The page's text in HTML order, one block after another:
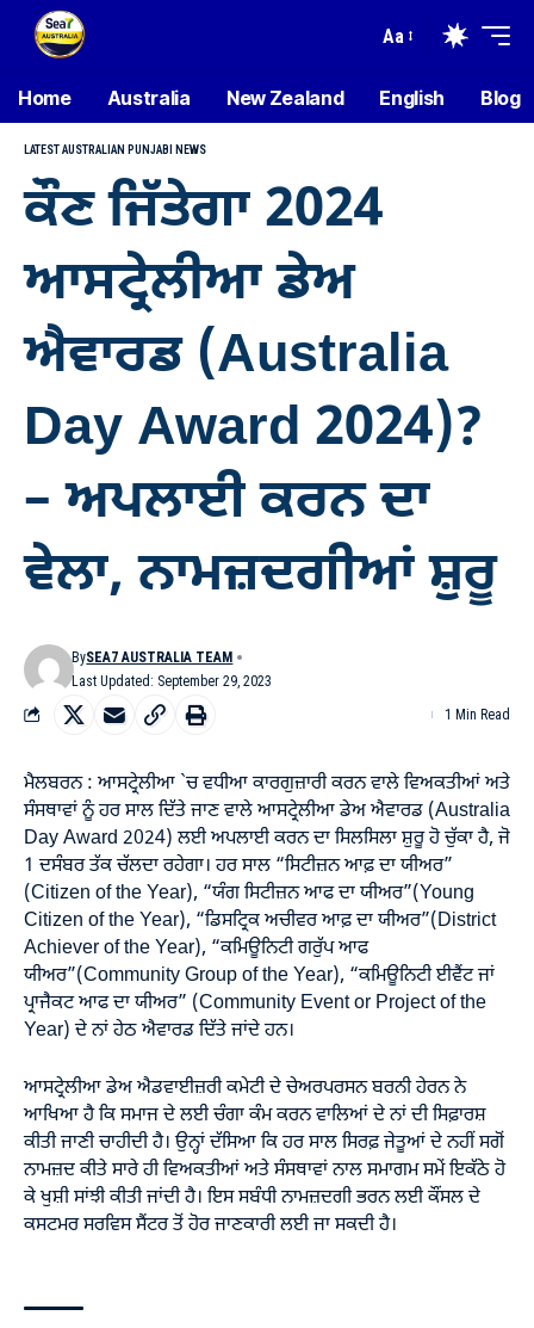
Aa
Home Australia New Zealand English Blog
LATEST AUSTRALIAN PUNJABI NEWS
ਕੌਣ ਜਿੱਤੇਗਾ 2024
ਆਸਟ੍ਰੇਲੀਆ ਡੇਅ
ਐਵਾਰਡ (Australia
Day Award 2024)?
– ਅਪਲਾਈ ਕਰਨ ਦਾ
ਵੇਲਾ, ਨਾਮਜ਼ਦਗੀਆਂ ਸ਼ੁਰੂ
Last Updated: September 29, 2023
BySEA7 AUSTRALIA TEAM
1 Min Read
ਮੈਲਬਰਨ : ਆਸਟ੍ਰੇਲੀਆ `ਚ ਵਧੀਆ ਕਾਰਗੁਜ਼ਾਰੀ ਕਰਨ ਵਾਲੇ ਵਿਅਕਤੀਆਂ ਅਤੇ
ਸੰਸਥਾਵਾਂ ਨੂੰ ਹਰ ਸਾਲ ਦਿੱਤੇ ਜਾਣ ਵਾਲੇ ਆਸਟ੍ਰੇਲੀਆ ਡੇਅ ਐਵਾਰਡ (Australia
Day Award 2024) ਲਈ ਅਪਲਾਈ ਕਰਨ ਦਾ ਸਿਲਸਿਲਾ ਸ਼ੁਰੂ ਹੋ ਚੁੱਕਾ ਹੈ, ਜੋ
1 ਦਸੰਬਰ ਤੱਕ ਚੱਲਦਾ ਰਹੇਗਾ। ਹਰ ਸਾਲ “ਸਿਟੀਜ਼ਨ ਆਫ਼ ਦਾ ਯੀਅਰ”
(Citizen of the Year), “ਯੰਗ ਸਿਟੀਜ਼ਨ ਆਫ ਦਾ ਯੀਅਰ”(Young
Citizen of the Year), “ਡਿਸਟ੍ਰਿਕ ਅਚੀਵਰ ਆਫ਼ ਦਾ ਯੀਅਰ”(District
Achiever of the Year), “ਕਮਿਊਨਿਟੀ ਗਰੁੱਪ ਆਫ
ਯੀਅਰ”(Community Group of the Year), “ਕਮਿਊਨਿਟੀ ਈਵੈਂਟ ਜਾਂ
ਪ੍ਰਾਜੈਕਟ ਆਫ ਦਾ ਯੀਅਰ” (Community Event or Project of the
Year) ਦੇ ਨਾਂ ਹੇਠ ਐਵਾਰਡ ਦਿੱਤੇ ਜਾਂਦੇ ਹਨ।
ਆਸਟ੍ਰੇਲੀਆ ਡੇਅ ਐਡਵਾਈਜ਼ਰੀ ਕਮੇਟੀ ਦੇ ਚੇਅਰਪਰਸਨ ਬਰਨੀ ਹੇਰਨ ਨੇ
ਆਖਿਆ ਹੈ ਕਿ ਸਮਾਜ ਦੇ ਲਈ ਚੰਗਾ ਕੰਮ ਕਰਨ ਵਾਲਿਆਂ ਦੇ ਨਾਂ ਦੀ ਸਿਫ਼ਾਰਸ਼
ਕੀਤੀ ਜਾਣੀ ਚਾਹੀਦੀ ਹੈ। ਉਨ੍ਹਾਂ ਦੱਸਿਆ ਕਿ ਹਰ ਸਾਲ ਸਿਰਫ਼ ਜੇਤੂਆਂ ਦੇ ਨਹੀਂ ਸਗੋਂ
ਨਾਮਜ਼ਦ ਕੀਤੇ ਸਾਰੇ ਹੀ ਵਿਅਕਤੀਆਂ ਅਤੇ ਸੰਸਥਾਵਾਂ ਨਾਲ ਸਮਾਗਮ ਸਮੇਂ ਇਕੱਠੇ ਹੋ
ਕੇ ਖੁਸ਼ੀ ਸਾਂਝੀ ਕੀਤੀ ਜਾਂਦੀ ਹੈ। ਇਸ ਸਬੰਧੀ ਨਾਮਜ਼ਦਗੀ ਭਰਨ ਲਈ ਕੌਂਸਲ ਦੇ
ਕਸਟਮਰ ਸਰਵਿਸ ਸੈਂਟਰ ਤੋਂ ਹੋਰ ਜਾਣਕਾਰੀ ਲਈ ਜਾ ਸਕਦੀ ਹੈ।